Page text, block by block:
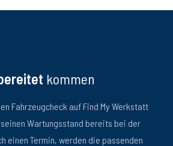
kommen
Fahrzeugcheck auf Find My Werkstatt
Wartungsstand bereits bei der
einen Termin, werden die passenden